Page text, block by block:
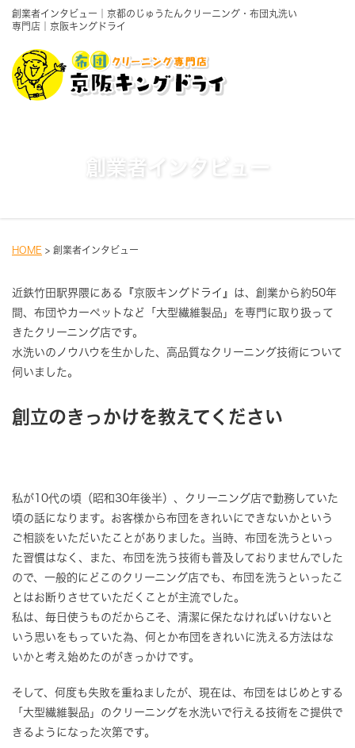
創業者インタビュー｜京都のじゅうたんクリーニング・布団丸洗い
専門店｜京阪キングドライ
創業者インタビュー
HOME > 創業者インタビュー
近鉄竹田駅界隈にある『京阪キングドライ』は、創業から約50年
間、布団やカーペットなど「大型繊維製品」を専門に取り扱って
きたクリーニング店です。
水洗いのノウハウを生かした、高品質なクリーニング技術について
伺いました。
創立のきっかけを教えてください
私が10代の頃（昭和30年後半）、クリーニング店で勤務していた
頃の話になります。お客様から布団をきれいにできないかという
ご相談をいただいたことがありました。当時、布団を洗うといっ
た習慣はなく、また、布団を洗う技術も普及しておりませんでした
ので、一般的にどこのクリーニング店でも、布団を洗うといったこ
とはお断りさせていただくことが主流でした。
私は、毎日使うものだからこそ、清潔に保たなければいけないと
いう思いをもっていた為、何とか布団をきれいに洗える方法はな
いかと考え始めたのがきっかけです。
そして、何度も失敗を重ねましたが、現在は、布団をはじめとする
「大型繊維製品」のクリーニングを水洗いで行える技術をご提供で
きるようになった次第です。